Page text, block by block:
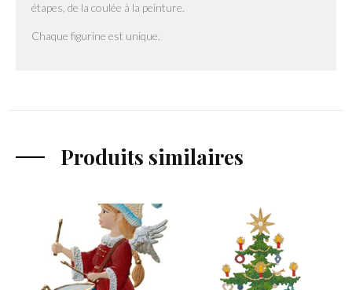
étapes, de la coulée à la peinture.
Chaque figurine est unique.
Produits similaires